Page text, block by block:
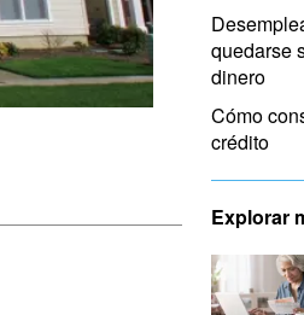
quedarse
dinero
Cómo
crédito
Explorar